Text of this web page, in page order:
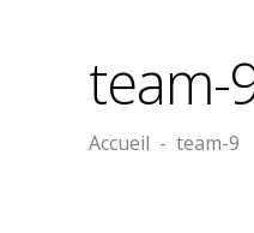
team-
Accueil - team-9